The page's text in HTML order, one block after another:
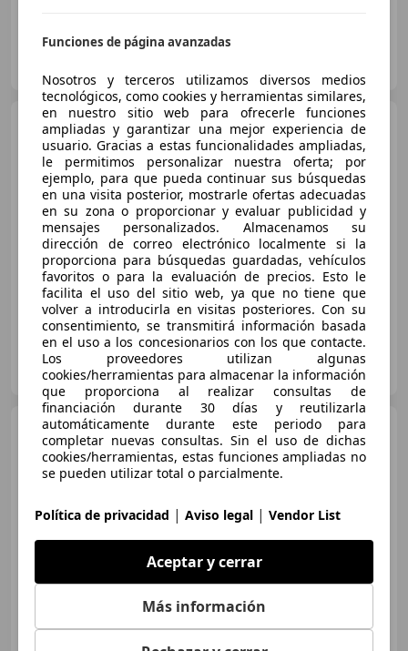
Particular
Dacia Duster1.2 TCE
Laureate 4x4 125
€ 10.475
Súperoferta
02/2017 68.149 km Gasolina 92 kW (125 CV)
AUTOHERO BARCELONA
ES-08903 SANT ADRIÀ DE BESÒS
Dacia Duster1.5 Blue dCi
Comfort 4x4 85kW
€ 12.690
Súperoferta
Diésel
Funciones de página avanzadas
Nosotros y terceros utilizamos diversos medios
tecnológicos, como cookies y herramientas similares,
en nuestro sitio web para ofrecerle funciones
ampliadas y garantizar una mejor experiencia de
usuario. Gracias a estas funcionalidades ampliadas,
le permitimos personalizar nuestra oferta; por
ejemplo, para que pueda continuar sus búsquedas
en una visita posterior, mostrarle ofertas adecuadas
en su zona o proporcionar y evaluar publicidad y
mensajes personalizados. Almacenamos su
dirección de correo electrónico localmente si la
proporciona para búsquedas guardadas, vehículos
favoritos o para la evaluación de precios. Esto le
facilita el uso del sitio web, ya que no tiene que
volver a introducirla en visitas posteriores. Con su
consentimiento, se transmitirá información basada
en el uso a los concesionarios con los que contacte.
Los proveedores utilizan algunas
cookies/herramientas para almacenar la información
que proporciona al realizar consultas de
financiación durante 30 días y reutilizarla
automáticamente durante este periodo para
completar nuevas consultas. Sin el uso de dichas
cookies/herramientas, estas funciones ampliadas no
se pueden utilizar total o parcialmente.
Política de privacidad | Aviso legal | Vendor List
Aceptar y cerrar
Más información